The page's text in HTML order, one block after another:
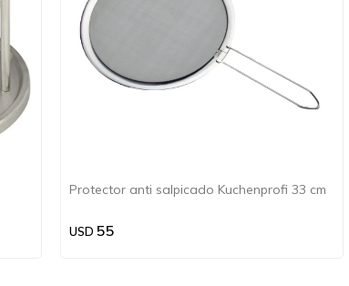
Protector anti salpicado Kuchenprofi 33 cm
USD 55